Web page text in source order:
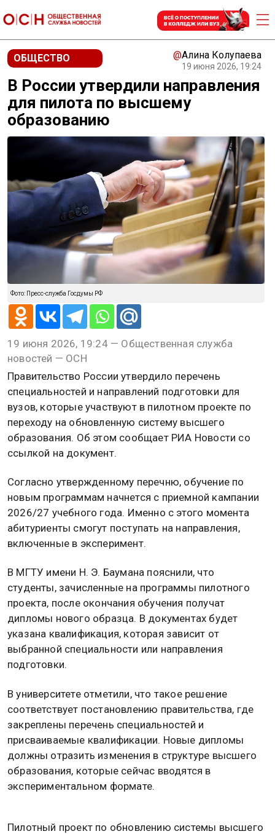
ОБЩЕСТВО @Алина Колупаева
19 июня 2026, 19:24
В России утвердили направления
для пилота по высшему
образованию
Фото: Пресс-служба Госдумы РФ
19 июня 2026, 19:24 — Общественная служба
новостей — ОСН
Правительство России утвердило перечень
специальностей и направлений подготовки для
вузов, которые участвуют в пилотном проекте по
переходу на обновленную систему высшего
образования. Об этом сообщает РИА Новости со
ссылкой на документ.
Согласно утвержденному перечню, обучение по
новым программам начнется с приемной кампании
2026/27 учебного года. Именно с этого момента
абитуриенты смогут поступать на направления,
включенные в эксперимент.
В МГТУ имени Н. Э. Баумана пояснили, что
студенты, зачисленные на программы пилотного
проекта, после окончания обучения получат
дипломы нового образца. В документах будет
указана квалификация, которая зависит от
выбранной специальности или направления
подготовки.
В университете отметили, что такое решение
соответствует постановлению правительства, где
закреплены перечень специальностей и
присваиваемые квалификации. Новые дипломы
должны отразить изменения в структуре высшего
образования, которые сейчас вводятся в
экспериментальном формате.
Пилотный проект по обновлению системы высшего